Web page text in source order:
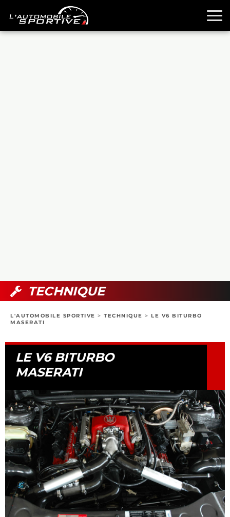
BOUTIQUE
TECHNIQUE
L'AUTOMOBILE SPORTIVE > TECHNIQUE > LE V6 BITURBO
MASERATI
LE V6 BITURBO
MASERATI